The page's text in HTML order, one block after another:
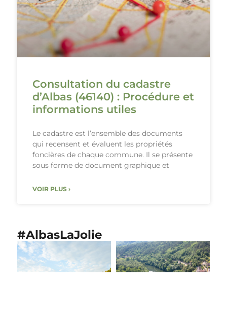
Consultation du cadastre
d’Albas (46140) : Procédure et
informations utiles
Le cadastre est l’ensemble des documents
qui recensent et évaluent les propriétés
foncières de chaque commune. Il se présente
sous forme de document graphique et
VOIR PLUS ›
#AlbasLaJolie